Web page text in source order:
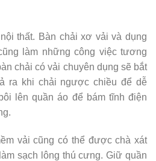
thất. Bàn chải xơ vải và dụng
làm những công việc tương
chải có vải chuyên dụng sẽ bắt
ra khi chải ngược chiều để dễ
lên quần áo để bám tĩnh điện
vải cũng có thể được chà xát
sạch lông thú cưng. Giữ quần